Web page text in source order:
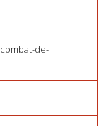
de-